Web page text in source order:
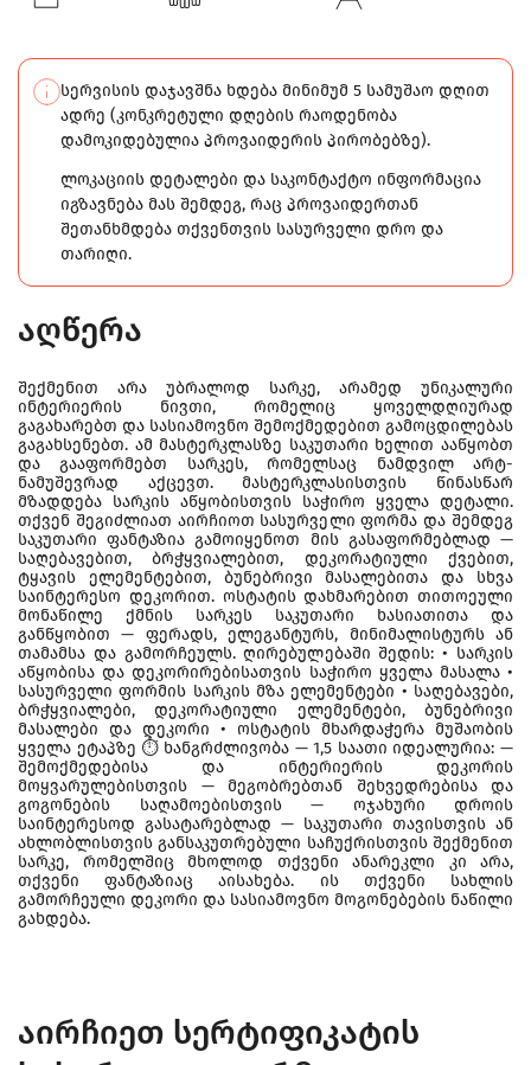
სერვისის დაჯავშნა ხდება მინიმუმ 5 სამუშაო დღით
ადრე (კონკრეტული დღების რაოდენობა
დამოკიდებულია პროვაიდერის პირობებზე).
ლოკაციის დეტალები და საკონტაქტო ინფორმაცია
იგზავნება მას შემდეგ, რაც პროვაიდერთან
შეთანხმდება თქვენთვის სასურველი დრო და
თარიღი.
აღწერა
შექმენით არა უბრალოდ სარკე, არამედ უნიკალური
ინტერიერის ნივთი, რომელიც ყოველდღიურად
გაგახარებთ და სასიამოვნო შემოქმედებით გამოცდილებას
გაგახსენებთ. ამ მასტერკლასზე საკუთარი ხელით ააწყობთ
და გააფორმებთ სარკეს, რომელსაც ნამდვილ არტ-
ნამუშევრად აქცევთ. მასტერკლასისთვის წინასწარ
მზადდება სარკის აწყობისთვის საჭირო ყველა დეტალი.
თქვენ შეგიძლიათ აირჩიოთ სასურველი ფორმა და შემდეგ
საკუთარი ფანტაზია გამოიყენოთ მის გასაფორმებლად —
საღებავებით, ბრჭყვიალებით, დეკორატიული ქვებით,
ტყავის ელემენტებით, ბუნებრივი მასალებითა და სხვა
საინტერესო დეკორით. ოსტატის დახმარებით თითოეული
მონაწილე ქმნის სარკეს საკუთარი ხასიათითა და
განწყობით — ფერადს, ელეგანტურს, მინიმალისტურს ან
თამამსა და გამორჩეულს. ღირებულებაში შედის: • სარკის
აწყობისა და დეკორირებისათვის საჭირო ყველა მასალა •
სასურველი ფორმის სარკის მზა ელემენტები • საღებავები,
ბრჭყვიალები, დეკორატიული ელემენტები, ბუნებრივი
მასალები და დეკორი • ოსტატის მხარდაჭერა მუშაობის
ყველა ეტაპზე ⏱ ხანგრძლივობა — 1,5 საათი იდეალურია: —
შემოქმედებისა და ინტერიერის დეკორის
მოყვარულებისთვის — მეგობრებთან შეხვედრებისა და
გოგონების საღამოებისთვის — ოჯახური დროის
საინტერესოდ გასატარებლად — საკუთარი თავისთვის ან
ახლობლისთვის განსაკუთრებული საჩუქრისთვის შექმენით
სარკე, რომელშიც მხოლოდ თქვენი ანარეკლი კი არა,
თქვენი ფანტაზიაც აისახება. ის თქვენი სახლის
გამორჩეული დეკორი და სასიამოვნო მოგონებების ნაწილი
გახდება.
აირჩიეთ სერტიფიკატის